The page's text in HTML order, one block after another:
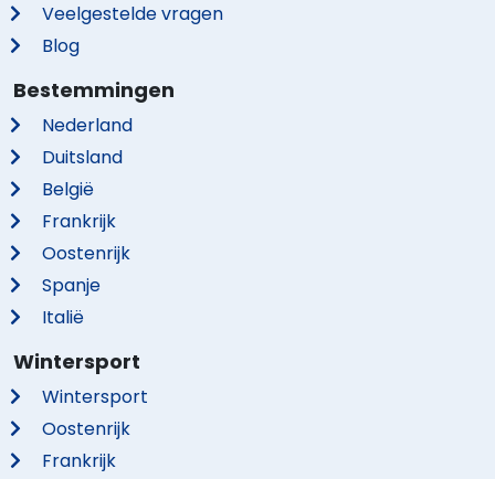
Veelgestelde vragen
Blog
Bestemmingen
Nederland
Duitsland
België
Frankrijk
Oostenrijk
Spanje
Italië
Wintersport
Wintersport
Oostenrijk
Frankrijk